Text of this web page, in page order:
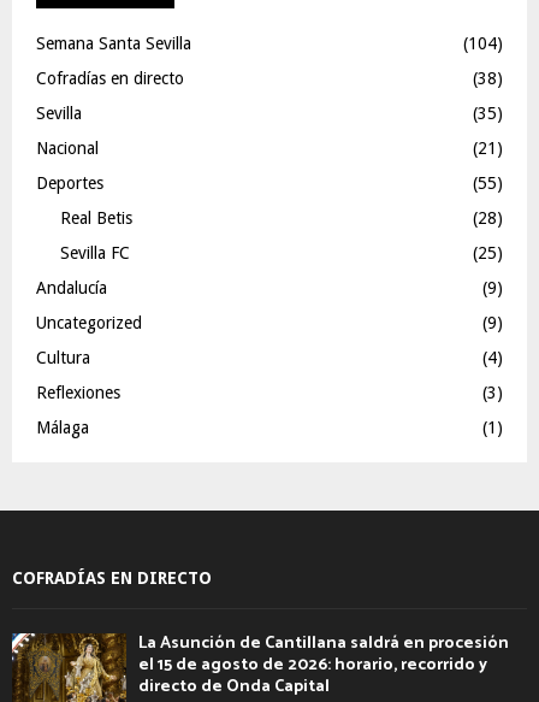
Semana Santa Sevilla
(104)
Cofradías en directo
(38)
Sevilla
(35)
Nacional
(21)
Deportes
(55)
Real Betis
(28)
Sevilla FC
(25)
Andalucía
(9)
Uncategorized
(9)
Cultura
(4)
Reflexiones
(3)
Málaga
(1)
COFRADÍAS EN DIRECTO
La Asunción de Cantillana saldrá en procesión
el 15 de agosto de 2026: horario, recorrido y
directo de Onda Capital